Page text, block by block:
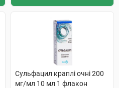
Сульфацил краплі очні 200
мг/мл 10 мл 1 флакон